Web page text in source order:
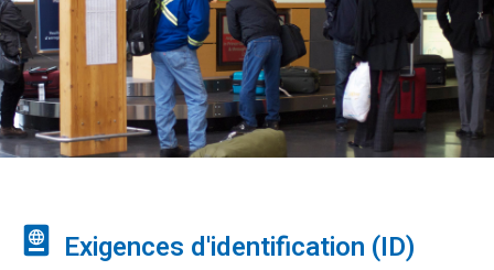
Exigences d'identification (ID)